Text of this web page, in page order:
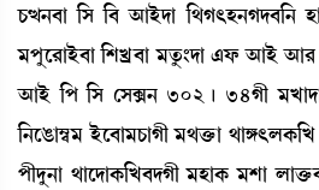
W¡x>¤à [Î [¤ "àÒüƒà [=K;Ò>Kƒ¤[>
³šåì¹àÒü¤à [ÅJø¤à ³tå¡}ƒà &ó¡ "àÒü
"àÒü [š [Î ëÎG> 302¡ú 34Kã
[>ìR¡à´¬³ Òüì¤à³W¡àKã ³=v¡û¡à
šãƒå>à =àìƒàA¡[J¤ƒKã ³ÒàA¡ ³Åà